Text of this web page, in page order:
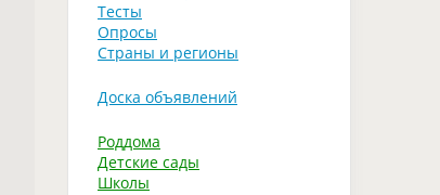
Тесты
Опросы
Страны и регионы
Доска объявлений
Роддома
Детские сады
Школы